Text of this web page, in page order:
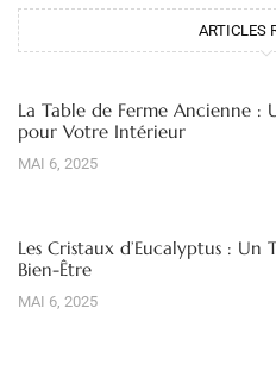
ARTICLES
La Table de Ferme Ancienne :
pour Votre Intérieur
MAI 6, 2025
Les Cristaux d’Eucalyptus :
Bien-Être
MAI 6, 2025